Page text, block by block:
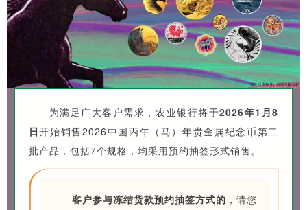
为满足广大客户需求，农业银行将于2026年1月8
日开始销售2026中国丙午（马）年贵金属纪念币第二
批产品，包括7个规格，均采用预约抽签形式销售。
客户参与冻结货款预约抽签方式的 ，请您